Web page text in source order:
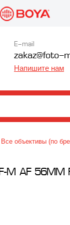
E-mail
zakaz@foto-
Напишите нам
Все объективы (по
AF 56MM